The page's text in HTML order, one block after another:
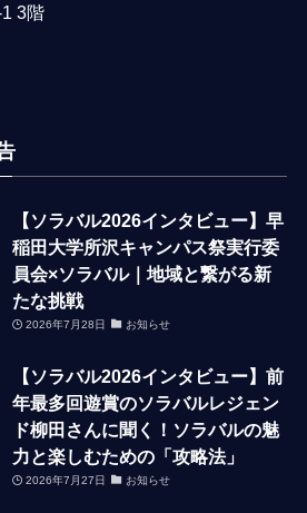
3階
【ソラバル2026インタビュー】早
稲田大学所沢キャンパス祭実行委
員会×ソラバル｜地域と繋がる新
たな挑戦
2026年7月28日 お知らせ
【ソラバル2026インタビュー】前
年最多回遊賞のソラバルレジェン
ド柳田さんに聞く！ソラバルの魅
力と楽しむための「攻略法」
2026年7月27日 お知らせ